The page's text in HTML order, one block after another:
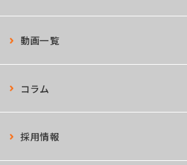
動画一覧
コラム
採用情報